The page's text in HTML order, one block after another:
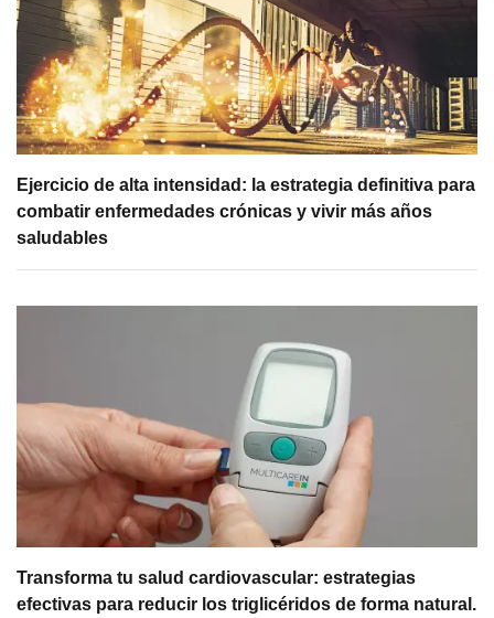
Ejercicio de alta intensidad: la estrategia definitiva para
combatir enfermedades crónicas y vivir más años
saludables
Transforma tu salud cardiovascular: estrategias
efectivas para reducir los triglicéridos de forma natural.